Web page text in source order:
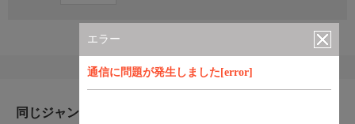
エラー
通信に問題が発生しました[error]
同じジャンルのおすすめ番組